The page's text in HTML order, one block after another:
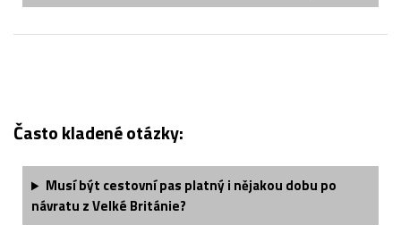
Často kladené otázky:
Musí být cestovní pas platný i nějakou dobu po
návratu z Velké Británie?